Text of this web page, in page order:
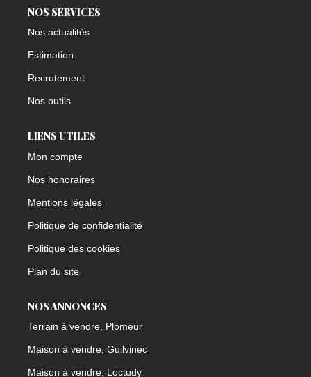
NOS SERVICES
Nos actualités
Estimation
Recrutement
Nos outils
LIENS UTILES
Mon compte
Nos honoraires
Mentions légales
Politique de confidentialité
Politique des cookies
Plan du site
NOS ANNONCES
Terrain à vendre, Plomeur
Maison à vendre, Guilvinec
Maison à vendre, Loctudy